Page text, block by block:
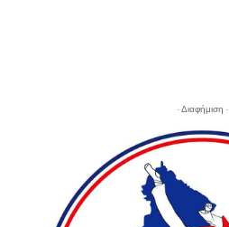
- Διαφήμιση -